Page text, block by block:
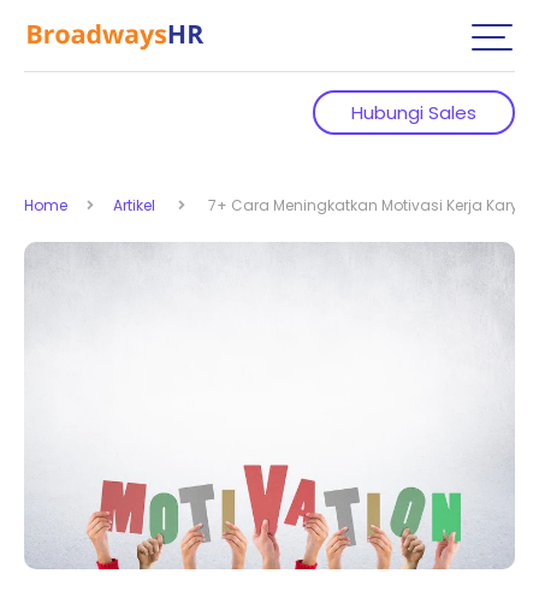
Hubungi Sales
Home Artikel 7+ Cara Meningkatkan Motivasi Kerja